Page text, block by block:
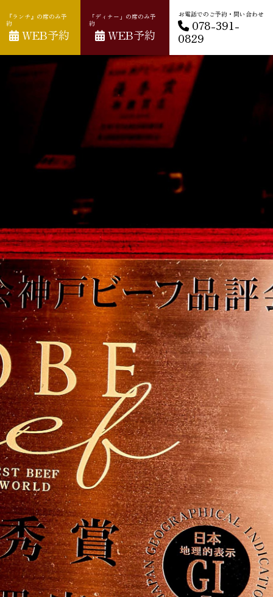
『ランチ』の席のみ予
約
WEB予約
「ディナー」の席のみ予
約
WEB予約
お電話でのご予約・問い合わせ
078-391-
0829